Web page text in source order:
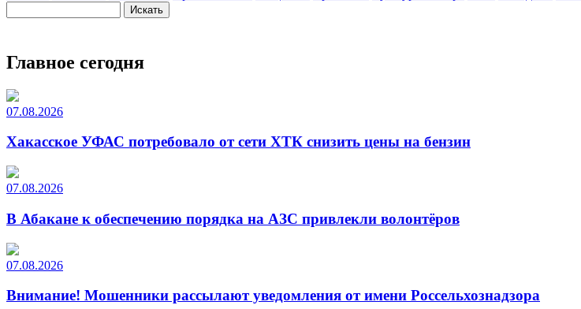
Главное сегодня
07.08.2026
Хакасское УФАС потребовало от сети ХТК снизить цены на бензин
07.08.2026
В Абакане к обеспечению порядка на АЗС привлекли волонтёров
07.08.2026
Внимание! Мошенники рассылают уведомления от имени Россельхознадзора